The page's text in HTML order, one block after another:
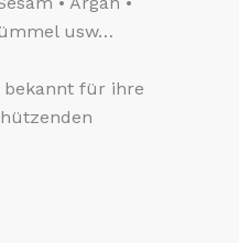
usw…
bekannt für ihre